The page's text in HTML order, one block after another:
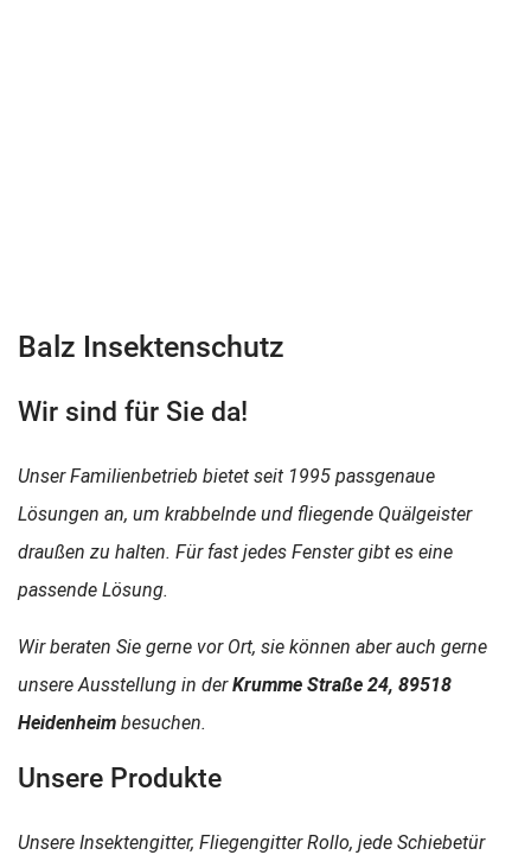
Balz Insektenschutz
Wir sind für Sie da!
Unser Familienbetrieb bietet seit 1995 passgenaue
Lösungen an, um krabbelnde und fliegende Quälgeister
draußen zu halten. Für fast jedes Fenster gibt es eine
passende Lösung.
Wir beraten Sie gerne vor Ort, sie können aber auch gerne
unsere Ausstellung in derKrumme Straße 24, 89518
Heidenheim besuchen.
Unsere Produkte
Unsere Insektengitter, Fliegengitter Rollo, jede Schiebetür